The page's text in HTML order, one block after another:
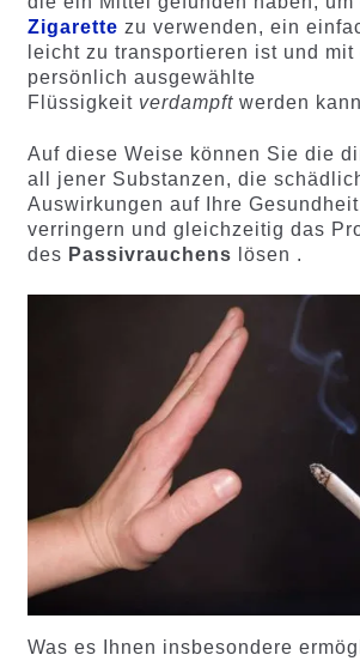
en
Zigarette zu verwenden, ein
leicht zu transportieren ist und mit
persönlich ausgewählte
Flüssigkeit verdampftwerden
Auf diese Weise können Sie die
all jener Substanzen, die
Auswirkungen auf Ihre
verringern und gleichzeitig das
des Passivrauchens lösen .
Was es Ihnen insbesondere